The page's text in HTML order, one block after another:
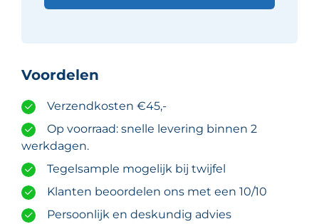
Voordelen
Verzendkosten €45,-
Op voorraad: snelle levering binnen 2
werkdagen.
Tegelsample mogelijk bij twijfel
Klanten beoordelen ons met een 10/10
Persoonlijk en deskundig advies